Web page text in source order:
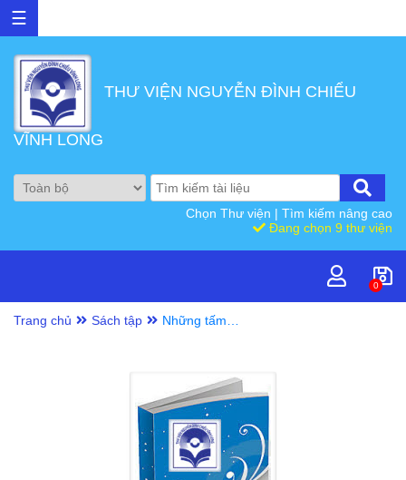
☰
THƯ VIỆN NGUYỄN ĐÌNH CHIỂU
VĨNH LONG
Chọn Thư viện | Tìm kiếm nâng cao
Đang chọn 9 thư viện
0
Trang chủ Sách tập
Những tấm